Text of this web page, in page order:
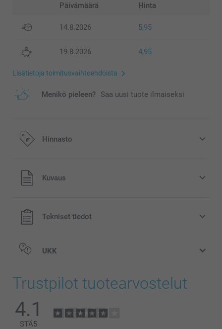
Päivämäärä Hinta
14.8.2026 5,95
19.8.2026 4,95
Lisätietoja toimitusvaihtoehdoista
Menikö pieleen? Saa uusi tuote ilmaiseksi
Hinnasto
Kaikki hinnat ovat euroina, sisältävät arvonlisäveron ja
eivät sisällä postikuluja.
Kuvaus
Tekniset tiedot
UKK
Trustpilot tuotearvostelut
4.1
STÄ5